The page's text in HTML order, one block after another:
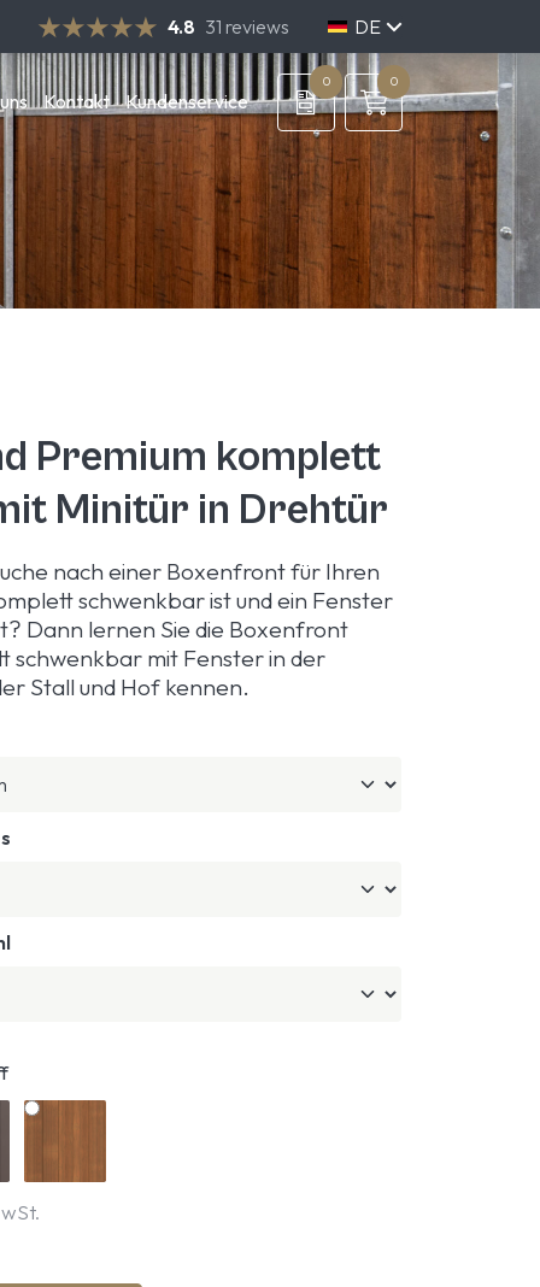
4.8 31 reviews
DE
NL
EN
Kontakt Kundenservice
0 0
Premium komplett
Minitür in Drehtür
nach einer Boxenfront für Ihren
schwenkbar ist und ein Fenster
Dann lernen Sie die Boxenfront
schwenkbar mit Fenster in der
Stall und Hof kennen.